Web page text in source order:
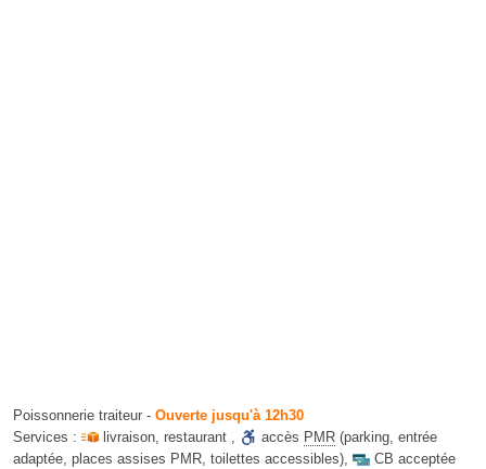
Poissonnerie traiteur - Ouverte jusqu'à 12h30
Services :
livraison, restaurant , accès PMR (parking, entrée
adaptée, places assises PMR, toilettes accessibles),
CB acceptée